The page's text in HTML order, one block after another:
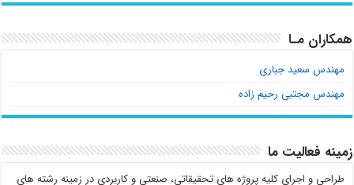
همکاران مـا
مهندس سعید جباری
مهندس مجتبی رحیم زاده
زمینه فعالیت ما
طراحی و اجرای کلیه پروژه های تحقیقاتی، صنعتی و کاربردی در زمینه رشته های